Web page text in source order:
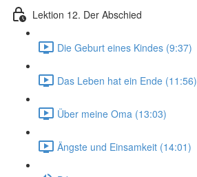
Lektion 12. Der Abschied
Die Geburt eines Kindes (9:37)
Das Leben hat ein Ende (11:56)
Über meine Oma (13:03)
Ängste und Einsamkeit (14:01)